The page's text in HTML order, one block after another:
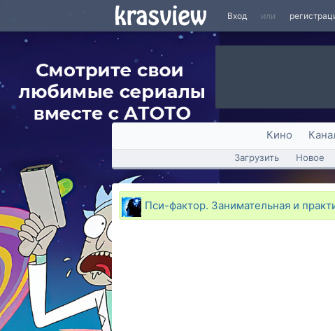
Вход или
Кино
Загрузить Новое
Пси-фактор. Занимательная и